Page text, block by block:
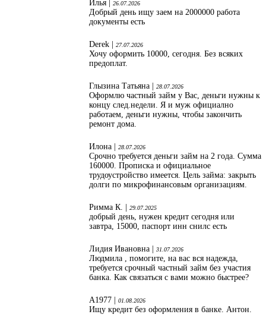
Илья | 26.07.2026
Добрый день ищу заем на 2000000 работа
документы есть
Derek | 27.07.2026
Хочу оформить 10000, сегодня. Без всяких
предоплат.
Глызина Татьяна | 28.07.2026
Оформлю частный займ у Вас, деньги нужны к
концу след.недели. Я и муж официално
работаем, деньги нужны, чтобы закончить
ремонт дома.
Илона | 28.07.2026
Срочно требуется деньги займ на 2 года. Сумма
160000. Прописка и официальное
трудоустройство имеется. Цель займа: закрыть
долги по микрофинансовым организациям.
Римма К. | 29.07.2025
добрый день, нужен кредит сегодня или
завтра, 15000, паспорт инн снилс есть
Лидия Ивановна | 31.07.2026
Людмила , помогите, на вас вся надежда,
требуется срочный частный займ без участия
банка. Как связаться с вами можно быстрее?
А1977 | 01.08.2026
Ищу кредит без оформления в банке. Антон.